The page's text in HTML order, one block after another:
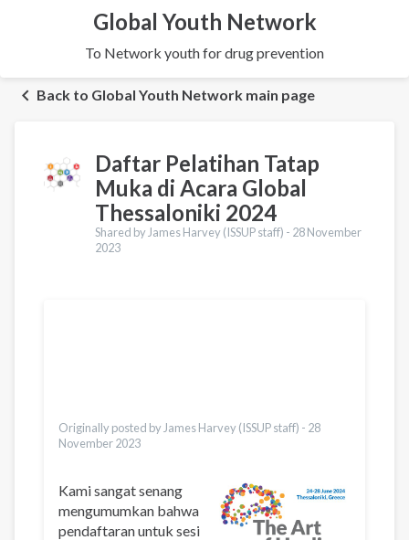
Global Youth Network
To Network youth for drug prevention
Back to Global Youth Network main page
Daftar Pelatihan Tatap
Muka di Acara Global
Thessaloniki 2024
Shared by James Harvey (ISSUP staff) - 28 November
2023
Originally posted by James Harvey (ISSUP staff) - 28
November 2023
Kami sangat senang
mengumumkan bahwa
pendaftaran untuk sesi